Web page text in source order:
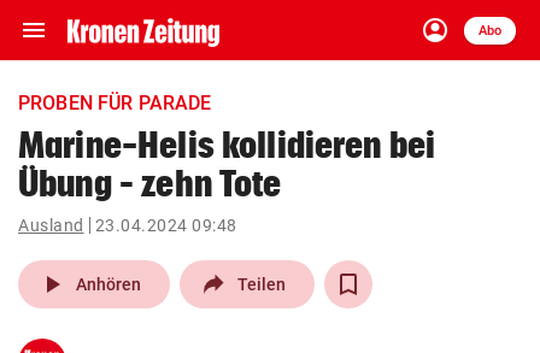
menu Navigation
ein-/ausklappen
account_circle
Anmelden
Abo
close Schließen
account_circle Anmelden
pin_drop
Wien arrow_right
PROBEN FÜR PARADE
Marine-Helis kollidieren bei
Übung – zehn Tote
Ausland 23.04.2024 09:48
play_arrow Anhören Teilen